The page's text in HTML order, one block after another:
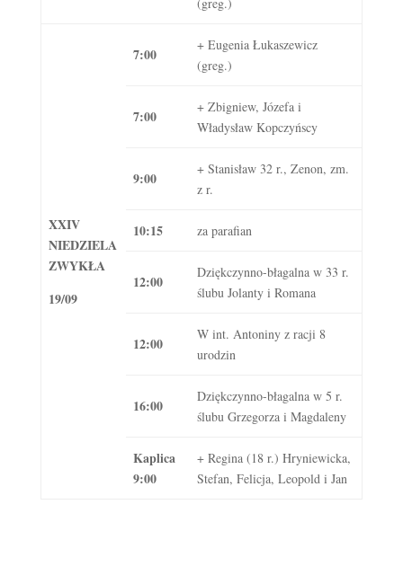
XXIV
NIEDZIELA
ZWYKŁA
19/09
7:00
+ Eugenia Łukaszewicz
(greg.)
7:00
+ Zbigniew, Józefa i
Władysław Kopczyńscy
9:00
+ Stanisław 32 r., Zenon, zm.
z r.
10:15 za parafian
12:00
Dziękczynno-błagalna w 33 r.
ślubu Jolanty i Romana
12:00
W int. Antoniny z racji 8
urodzin
16:00
Dziękczynno-błagalna w 5 r.
ślubu Grzegorza i Magdaleny
Kaplica
9:00
+ Regina (18 r.) Hryniewicka,
Stefan, Felicja, Leopold i Jan